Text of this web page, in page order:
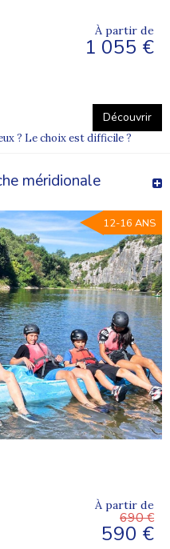
À partir de
1 055 €
Découvrir
? Le choix est difficile ?
méridionale
12-16 ANS
À partir de
690 €
590 €